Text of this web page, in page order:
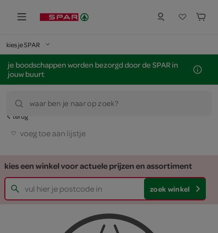
kies je SPAR
je boodschappen worden bezorgd door de SPAR in
jouw buurt
waar ben je naar op zoek?
terug
voeg toe aan lijstje
kies een winkel voor actuele prijzen en assortiment
zoek winkel